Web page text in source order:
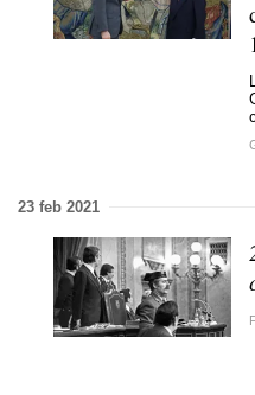
23 feb 2021